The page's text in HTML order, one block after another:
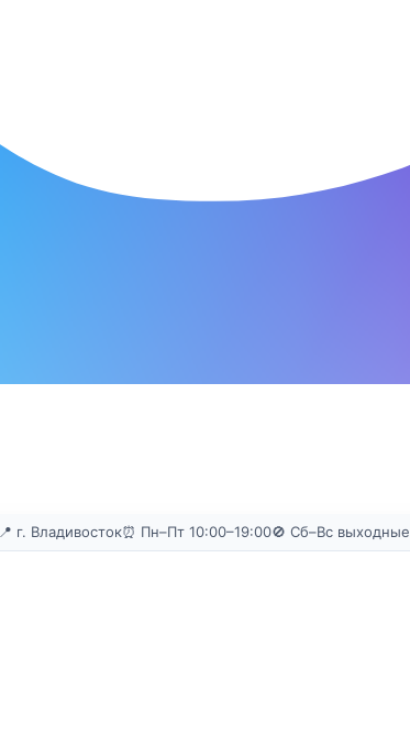
📍 г. Владивосток⏰ Пн–Пт 10:00–19:00🚫 Сб–Вс выходные